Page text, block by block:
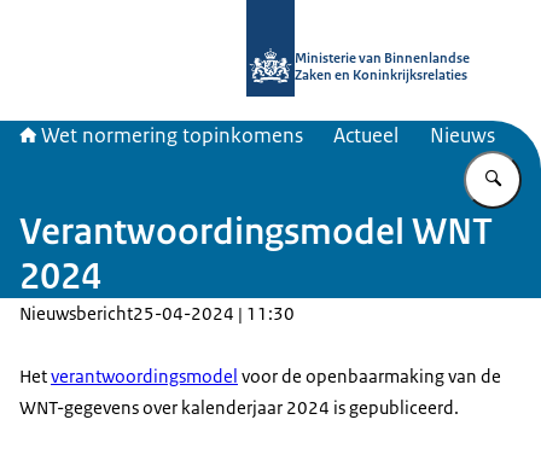
Ministerie van Binnenlandse
Zaken en Koninkrijksrelaties
Wet normering topinkomens Actueel Nieuws
Verantwoordingsmodel WNT
2024
Nieuwsbericht25-04-2024 | 11:30
Hetverantwoordingsmodel voor de openbaarmaking van de
WNT-gegevens over kalenderjaar 2024 is gepubliceerd.